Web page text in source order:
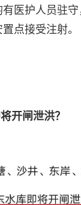
医护人员驻
点接受注射。
开闸泄洪？